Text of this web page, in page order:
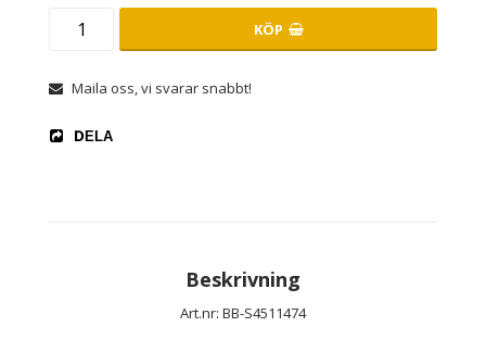
KÖP
Maila oss, vi svarar snabbt!
DELA
Beskrivning
Art.nr: BB-S4511474